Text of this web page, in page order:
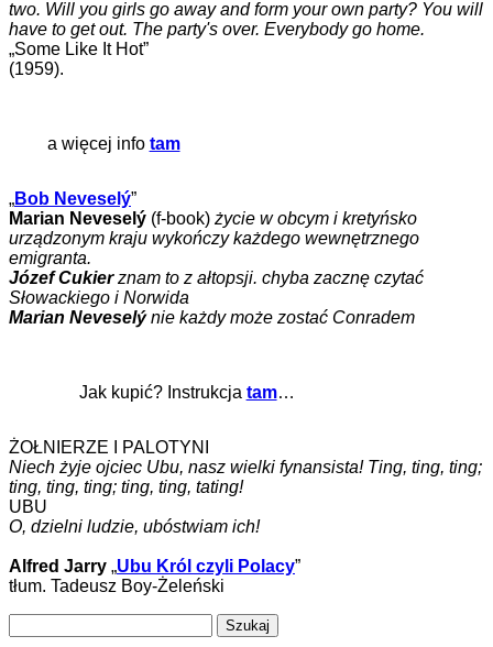
two. Will you girls go away and form your own party? You will
have to get out. The party's over. Everybody go home.
„Some Like It Hot”
(1959).
a więcej info tam
„Bob Neveselý”
Marian Neveselý (f-book) życie w obcym i kretyńsko
urządzonym kraju wykończy każdego wewnętrznego
emigranta.
Józef Cukierznam to z ałtopsji. chyba zacznę czytać
Słowackiego i Norwida
Marian Neveselýnie każdy może zostać Conradem
Jak kupić? Instrukcja tam…
ŻOŁNIERZE I PALOTYNI
Niech żyje ojciec Ubu, nasz wielki fynansista! Ting, ting, ting;
ting, ting, ting; ting, ting, tating!
UBU
O, dzielni ludzie, ubóstwiam ich!
Alfred Jarry „Ubu Król czyli Polacy”
tłum. Tadeusz Boy-Żeleński